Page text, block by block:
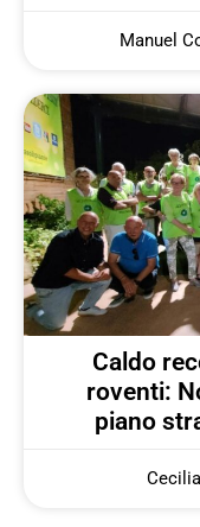
Manuel
Caldo
roventi:
piano